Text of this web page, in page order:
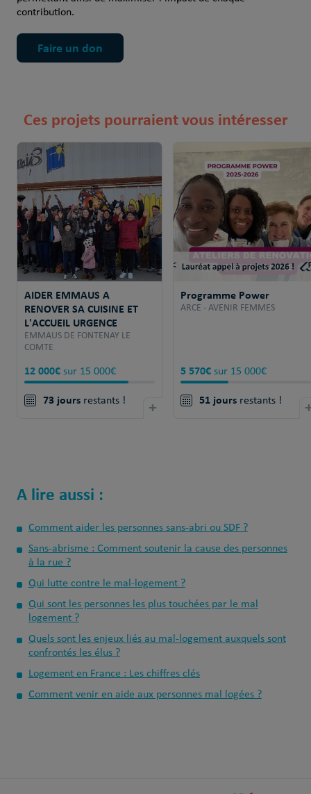
contribution.
Faire un don
Ces projets pourraient vous intéresser
AIDER EMMAUS A
RENOVER SA CUISINE ET
L'ACCUEIL URGENCE
EMMAUS DE FONTENAY LE
COMTE
12 000€sur 15 000€
73 joursrestants ! +
Programme Power
ARCE - AVENIR FEMMES
5 570€sur 15 000€
51 joursrestants !
A lire aussi :
Comment aider les personnes sans-abri ou SDF ?
Sans-abrisme : Comment soutenir la cause des personnes
à la rue ?
Qui lutte contre le mal-logement ?
Qui sont les personnes les plus touchées par le mal
logement ?
Quels sont les enjeux liés au mal‑logement auxquels sont
confrontés les élus ?
Logement en France : Les chiffres clés
Comment venir en aide aux personnes mal logées ?